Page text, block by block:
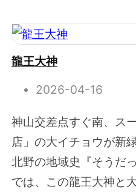
龍王大神
2026-04-16
神山交差点すぐ南、ス
店」の大イチョウが新
北野の地域史『そうだ
では、この龍王大神と